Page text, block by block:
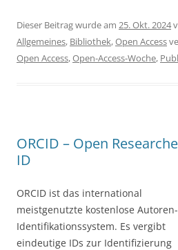
Dieser Beitrag wurde am 25. Okt. 2024
Allgemeines, Bibliothek,Open Access
Open Access,Open-Access-Woche,
ORCID – Open
ID
ORCID ist das international
meistgenutzte kostenlose Autoren-
Identifikationssystem. Es vergibt
eindeutige IDs zur Identifizierung